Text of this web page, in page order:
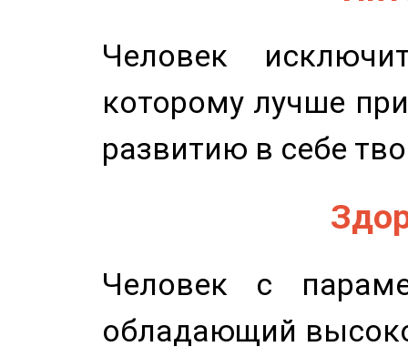
Человек
которому лучше
развитию в себе
Человек с
обладающий